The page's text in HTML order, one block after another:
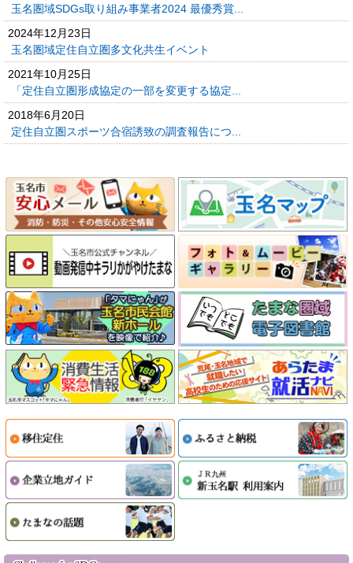
玉名圏域SDGs取り組み事業者2024 最優秀賞...
2024年12月23日
玉名圏域定住自立圏多文化共生イベント
2021年10月25日
「定住自立圏形成協定の一部を変更する協定...
2018年6月20日
定住自立圏スポーツ合宿誘致の調査報告につ...